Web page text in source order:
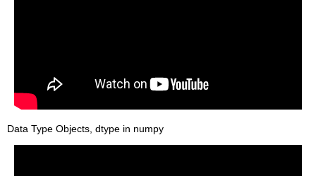
Data Type Objects, dtype in numpy